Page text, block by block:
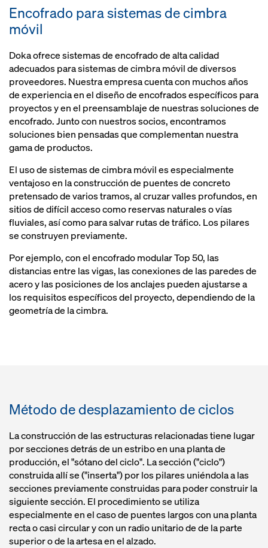
Encofrado para sistemas de cimbra
móvil
Doka ofrece sistemas de encofrado de alta calidad
adecuados para sistemas de cimbra móvil de diversos
proveedores. Nuestra empresa cuenta con muchos años
de experiencia en el diseño de encofrados específicos para
proyectos y en el preensamblaje de nuestras soluciones de
encofrado. Junto con nuestros socios, encontramos
soluciones bien pensadas que complementan nuestra
gama de productos.
El uso de sistemas de cimbra móvil es especialmente
ventajoso en la construcción de puentes de concreto
pretensado de varios tramos, al cruzar valles profundos, en
sitios de difícil acceso como reservas naturales o vías
fluviales, así como para salvar rutas de tráfico. Los pilares
se construyen previamente.
Por ejemplo, con el encofrado modular Top 50, las
distancias entre las vigas, las conexiones de las paredes de
acero y las posiciones de los anclajes pueden ajustarse a
los requisitos específicos del proyecto, dependiendo de la
geometría de la cimbra.
Método de desplazamiento de ciclos
La construcción de las estructuras relacionadas tiene lugar
por secciones detrás de un estribo en una planta de
producción, el "sótano del ciclo". La sección ("ciclo")
construida allí se ("inserta") por los pilares uniéndola a las
secciones previamente construidas para poder construir la
siguiente sección. El procedimiento se utiliza
especialmente en el caso de puentes largos con una planta
recta o casi circular y con un radio unitario de de la parte
superior o de la artesa en el alzado.